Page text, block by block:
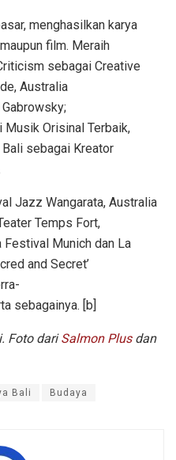
menghasilkan karya
film. Meraih
sebagai Creative
Australia
Musik Orisinal Terbaik,
Bali sebagai Kreator
Jazz Wangarata, Australia
Temps Fort,
Festival Munich dan La
and Secret’
sebagainya. [b]
Foto dariSalmon Plusdan
Bali Budaya